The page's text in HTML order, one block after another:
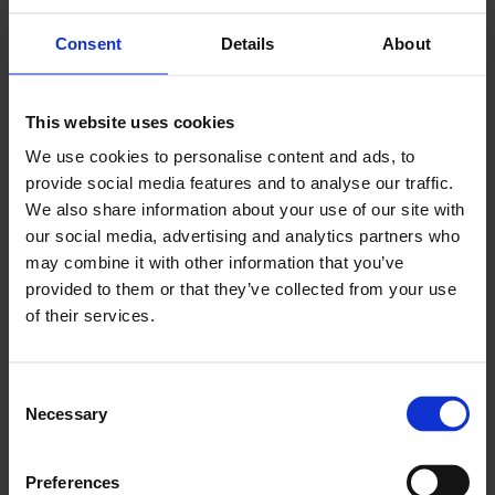
Consent Details About
This website uses cookies
We use cookies to personalise content and ads, to
provide social media features and to analyse our traffic.
We also share information about your use of our site with
our social media, advertising and analytics partners who
may combine it with other information that you’ve
provided to them or that they’ve collected from your use
of their services.
Selection
Necessary
Preferences
echipă. Transparența reduce întrebările primite și
îmbunătățește încrederea.
Inventarul și urmărirea pieselor influențează în mod
direct eficiența. Atunci când tehnicienii au vizibilitate
asupra pieselor disponibile și a locației acestora,
probabilitatea de a finaliza lucrările la prima vizită
crește. Acest lucru reduce costurile de deplasare și
îmbunătățește productivitatea generală.
Cum să alegeți soluția potrivită
Pentru echipele mai mici, costurile și simplitatea au
adesea prioritate. Scopul este de a înlocui procesele
manuale fără a introduce o complexitate inutilă. Un
sistem ușor care îmbunătățește organizarea și